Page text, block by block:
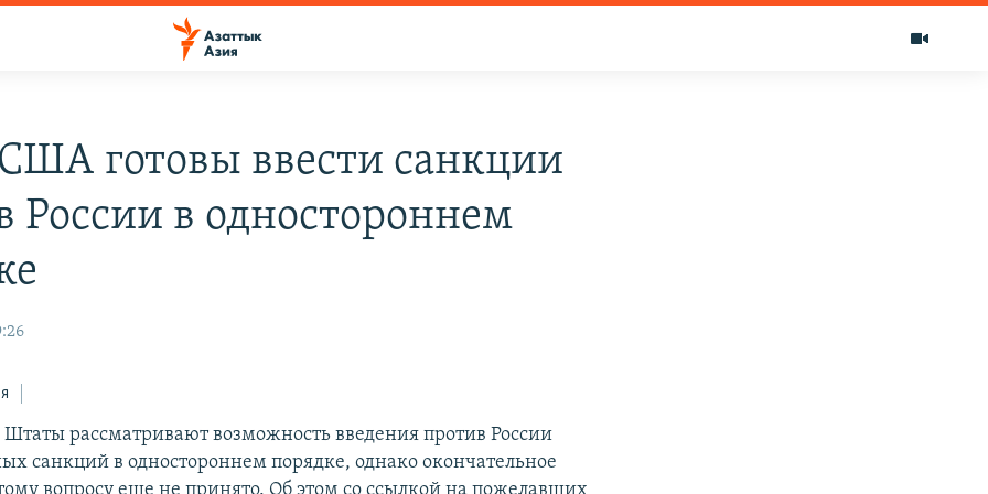
готовы ввести санкции
России в одностороннем
рассматривают возможность введения против России
санкций в одностороннем порядке, однако окончательное